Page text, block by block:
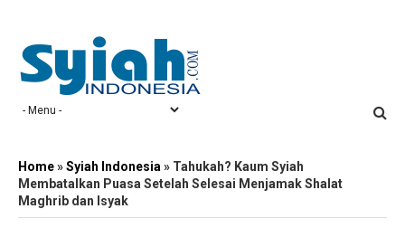
Home»Syiah Indonesia » Tahukah? Kaum Syiah
Membatalkan Puasa Setelah Selesai Menjamak Shalat
Maghrib dan Isyak